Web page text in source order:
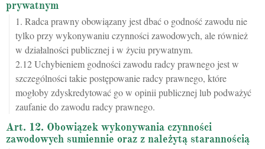
prywatnym
1. Radca prawny obowiązany jest dbać o godność zawodu nie
tylko przy wykonywaniu czynności zawodowych, ale również
w działalności publicznej i w życiu prywatnym.
2.12 Uchybieniem godności zawodu radcy prawnego jest w
szczególności takie postępowanie radcy prawnego, które
mogłoby zdyskredytować go w opinii publicznej lub podważyć
zaufanie do zawodu radcy prawnego.
Art. 12. Obowiązek wykonywania czynności
zawodowych sumiennie oraz z należytą starannością